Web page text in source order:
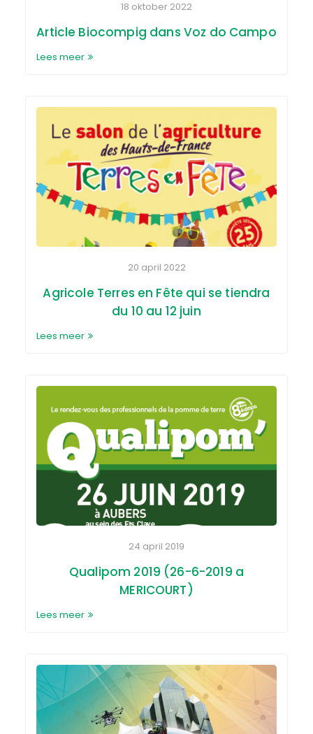
18 oktober 2022
Article Biocompig dans Voz do Campo
Lees meer
20 april 2022
Agricole Terres en Fête qui se tiendra
du 10 au 12 juin
Lees meer
24 april 2019
Qualipom 2019 (26-6-2019 a
MERICOURT)
Lees meer